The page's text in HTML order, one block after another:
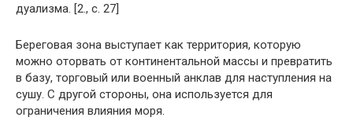
дуализма. [2., с. 27]
Береговая зона выступает как территория, которую
можно оторвать от континентальной массы и превратить
в базу, торговый или военный анклав для наступления на
сушу. С другой стороны, она используется для
ограничения влияния моря.